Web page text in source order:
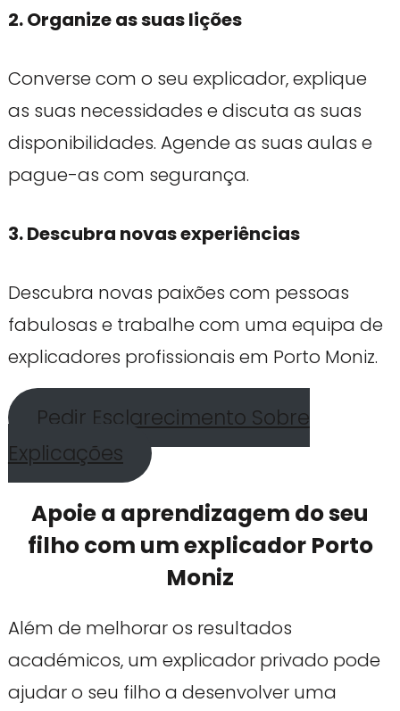
2. Organize as suas lições
Converse com o seu explicador, explique
as suas necessidades e discuta as suas
disponibilidades. Agende as suas aulas e
pague-as com segurança.
3. Descubra novas experiências
Descubra novas paixões com pessoas
fabulosas e trabalhe com uma equipa de
explicadores profissionais em Porto Moniz.
Pedir Esclarecimento Sobre
Explicações
Apoie a aprendizagem do seu
filho com um explicador Porto
Moniz
Além de melhorar os resultados
académicos, um explicador privado pode
ajudar o seu filho a desenvolver uma